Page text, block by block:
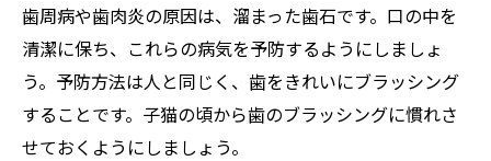
歯周病や歯肉炎の原因は、溜まった歯石です。口の中を
清潔に保ち、これらの病気を予防するようにしましょ
う。予防方法は人と同じく、歯をきれいにブラッシング
することです。子猫の頃から歯のブラッシングに慣れさ
せておくようにしましょう。